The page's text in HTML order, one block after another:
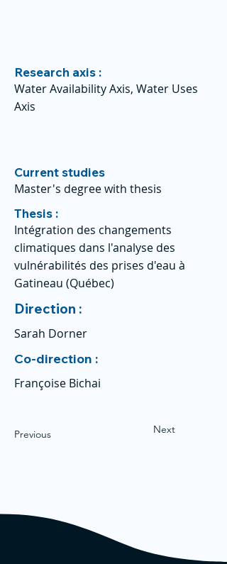
Research axis :
Water Availability Axis, Water Uses
Axis
Current studies
Master's degree with thesis
Thesis :
Intégration des changements
climatiques dans l'analyse des
vulnérabilités des prises d'eau à
Gatineau (Québec)
Direction :
Sarah Dorner
Co-direction :
Françoise Bichai
Previous Next